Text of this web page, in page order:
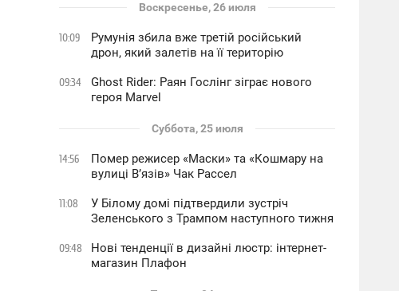
Воскресенье, 26 июля
10:09
Румунія збила вже третій російський
дрон, який залетів на її територію
09:34
Ghost Rider: Раян Гослінг зіграє нового
героя Marvel
Суббота, 25 июля
14:56
Помер режисер «Маски» та «Кошмару на
вулиці В’язів» Чак Рассел
11:08
У Білому домі підтвердили зустріч
Зеленського з Трампом наступного тижня
09:48
Нові тенденції в дизайні люстр: інтернет-
магазин Плафон